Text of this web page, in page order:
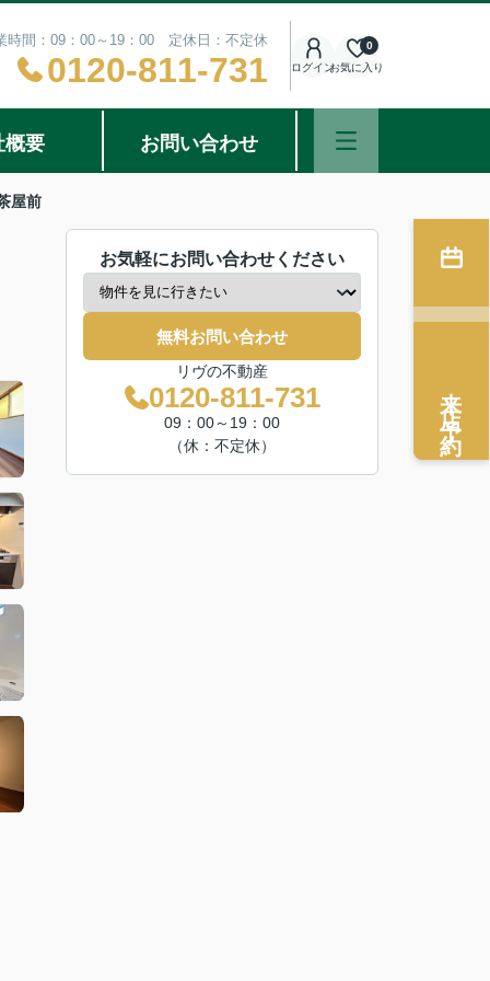
時間：09：00～19：00 定休日：不定休
0120-811-731 ログインお気に入り
0
概要 お問い合わせ
屋前
お気軽にお問い合わせください
無料お問い合わせ
リヴの不動産
0120-811-731
09：00～19：00
（休：不定休）
来店予約